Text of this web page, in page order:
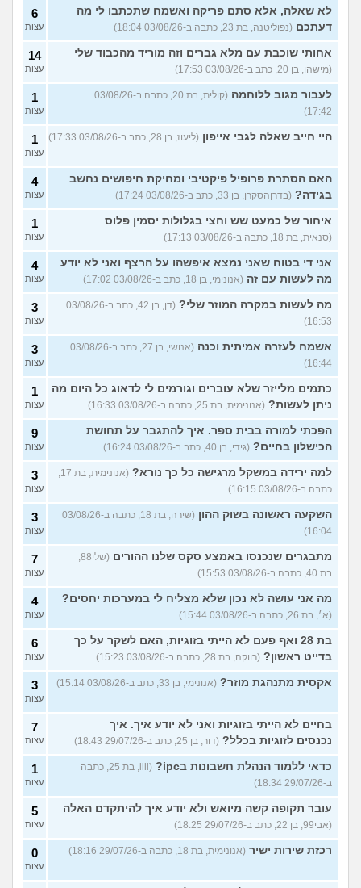
לא שאלה, אלא סתם פריקה ואשמח שתכתבו לי מה
דעתכם (נפוליטנה, בת 23, כתבה ב-03/08/26 18:04)
6
עצות
אחותי שוכבת עם מלא גברים וזה מוריד מהכבוד שלי
(מישהו, בן 20, כתב ב-03/08/26 17:53)
14
עצות
לעבור מגוב ללוחמה
(קולית, בת 20, כתבה ב-03/08/26
17:42)
1
עצות
היי חייב שאלה לגבי אייפון (ליעוז, בן 28, כתב ב-03/08/26 17:33) 1
עצות
האם הסתרת פרופיל פיקטיבי ומחיקת חיפושים נחשב
בגידה? (בדרןהסקרן, בן 33, כתב ב-03/08/26 17:24)
4
עצות
איחור של כמעט שש וחצי בגלולות יסמין פלוס
(סנאית, בת 18, כתבה ב-03/08/26 17:13)
1
עצות
אני די בטוח שאני נמצא איפשהו על הרצף ואני לא יודע
מה לעשות עם זה (אנונימי, בן 18, כתב ב-03/08/26 17:02)
4
עצות
מה לעשות במקרה המוזר שלי?
(דן, בן 42, כתב ב-03/08/26
16:53)
3
עצות
אשמח לעזרה אמיתית וכנה
(אנושי, בן 27, כתב ב-03/08/26
16:44)
3
עצות
כתמים מלייזר שלא עוברים וגורמים לי לדאוג כל היום מה
ניתן לעשות? (אנונימית, בת 25, כתבה ב-03/08/26 16:33)
1
עצות
הפכתי למורה בבית ספר. איך להתגבר על תחושת
הכישלון בחיים? (גידי, בן 40, כתב ב-03/08/26 16:24)
9
עצות
למה ירידה במשקל מרגישה כל כך נורא?
(אנונימית, בת 17,
כתבה ב-03/08/26 16:15)
3
עצות
השקעה ראשונה בשוק ההון
(שירה, בת 18, כתבה ב-03/08/26
16:04)
3
עצות
מתבגרים שנכנסו באמצע סקס שלנו ההורים
(שלי88,
בת 40, כתבה ב-03/08/26 15:53)
7
עצות
מה אני עושה לא נכון שלא מצליח לי במערכות יחסים?
(א׳, בת 26, כתבה ב-03/08/26 15:44)
4
עצות
בת 28 ואף פעם לא הייתי בזוגיות, האם לשקר על כך
בדייט ראשון? (רווקה, בת 28, כתבה ב-03/08/26 15:23)
6
עצות
אקסית מתנהגת מוזר? (אנונימי, בן 33, כתב ב-03/08/26 15:14) 3
עצות
בחיים לא הייתי בזוגיות ואני לא יודע איך. איך
נכנסים לזוגיות בכלל? (דור, בן 25, כתב ב-29/07/26 18:43)
7
עצות
כדאי ללמוד הנהלת חשבונות בipc?
(lili, בת 25, כתבה
ב-29/07/26 18:34)
1
עצות
עובר תקופה קשה מיואש ולא יודע איך להיתקדם האלה
(אבי99, בן 22, כתב ב-29/07/26 18:25)
5
עצות
רכזת שירות ישיר (אנונימית, בת 18, כתבה ב-29/07/26 18:16) 0
עצות